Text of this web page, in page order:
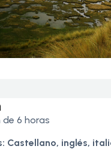
de 6 horas
Castellano, inglés,